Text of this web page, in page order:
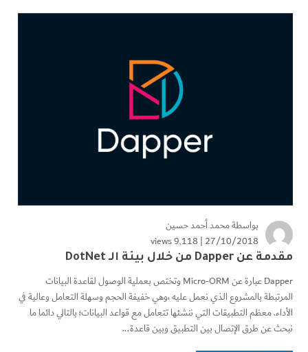
بواسطةمحمد أحمد حسين
27/10/2018 | 9٬118 views
مقدمة عن Dapper من خلال بيئة الـ DotNet
Dapper عبارة عن Micro-ORM وتختص بعملية الوصول لقاعدة البيانات
المرتبطة بالمشروع الذي نعمل عليه ،وهي خفيفة الحجم وسهلة التعامل وعالية في
الأداء. معظم التطبيقات التي ننشئها تتعامل مع قواعد البيانات؛ بالتالي دائما ما
نبحث عن طرق الإتصال بين التطبيق وبين قاعدة...